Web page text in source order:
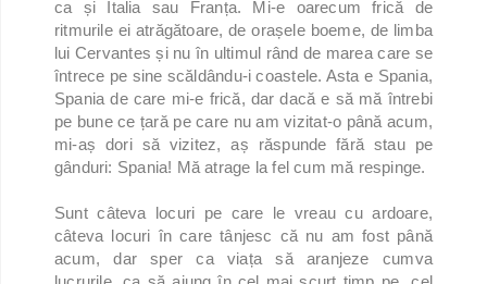
ca și Italia sau Franța. Mi-e oarecum frică de
ritmurile ei atrăgătoare, de orașele boeme, de limba
lui Cervantes și nu în ultimul rând de marea care se
întrece pe sine scăldându-i coastele. Asta e Spania,
Spania de care mi-e frică, dar dacă e să mă întrebi
pe bune ce țară pe care nu am vizitat-o până acum,
mi-aș dori să vizitez, aș răspunde fără stau pe
gânduri: Spania! Mă atrage la fel cum mă respinge.
Sunt câteva locuri pe care le vreau cu ardoare,
câteva locuri în care tânjesc că nu am fost până
acum, dar sper ca viața să aranjeze cumva